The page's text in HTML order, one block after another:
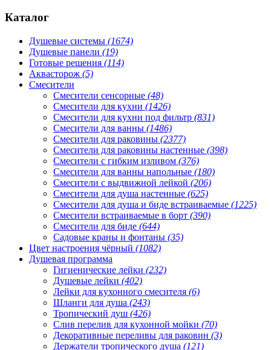
Каталог
Душевые системы (1674)
Душевые панели (19)
Готовые решения (114)
Аквасторож (5)
Смесители
Смесители сенсорные (48)
Смесители для кухни (1426)
Смесители для кухни под фильтр (831)
Смесители для ванны (1486)
Смесители для раковины (2377)
Смесители для раковины настенные (398)
Смесители с гибким изливом (376)
Смесители для ванны напольные (180)
Смесители с выдвижной лейкой (206)
Смесители для душа настенные (625)
Смесители для душа и биде встраиваемые (1225)
Смесители встраиваемые в борт (390)
Смесители для биде (644)
Садовые краны и фонтаны (35)
Цвет настроения чёрный (1082)
Душевая программа
Гигиенические лейки (232)
Душевые лейки (402)
Лейки для кухонного смесителя (6)
Шланги для душа (243)
Тропический душ (426)
Слив перелив для кухонной мойки (70)
Декоративные переливы для раковин (3)
Держатели тропического душа (121)